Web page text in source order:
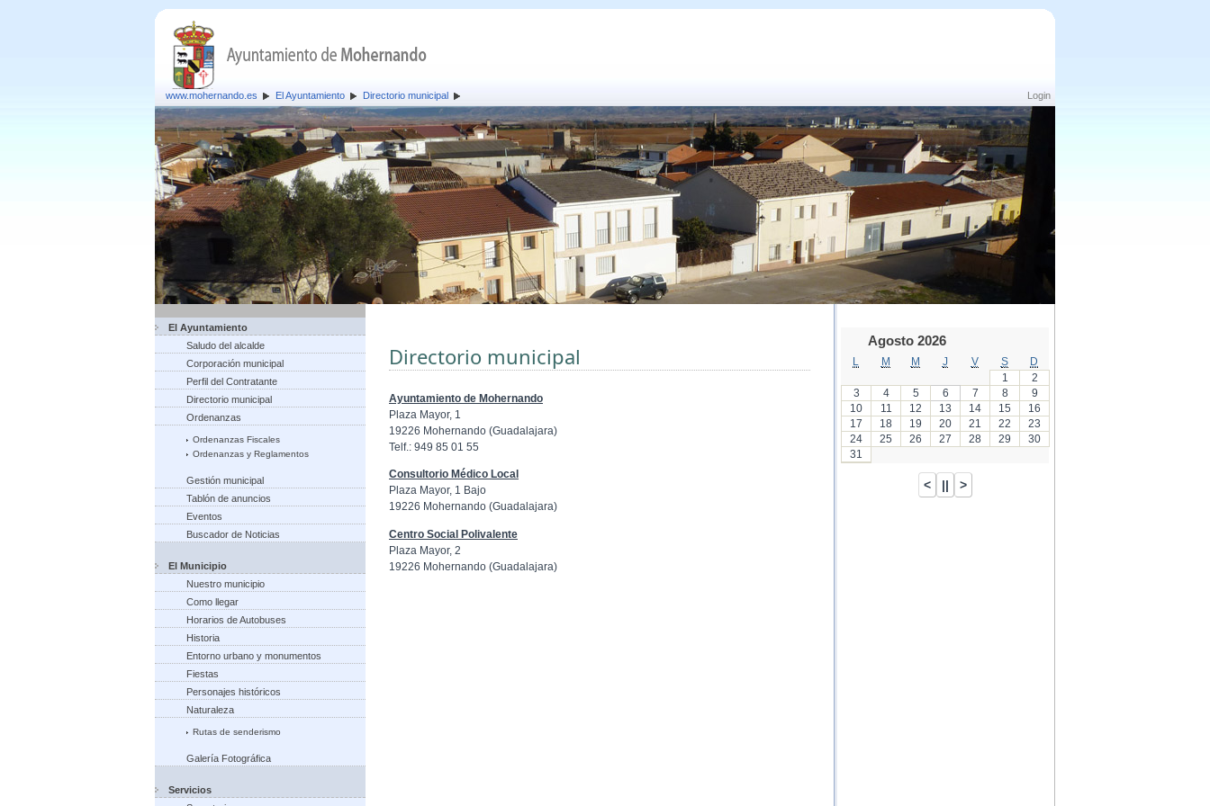
Login
www.mohernando.es El Ayuntamiento Directorio municipal
El Ayuntamiento
Saludo del alcalde
Corporación municipal
Perfil del Contratante
Directorio municipal
Ordenanzas
Ordenanzas Fiscales
Ordenanzas y Reglamentos
Gestión municipal
Tablón de anuncios
Eventos
Buscador de Noticias
El Municipio
Nuestro municipio
Como llegar
Horarios de Autobuses
Historia
Entorno urbano y monumentos
Fiestas
Personajes históricos
Naturaleza
Rutas de senderismo
Galería Fotográfica
Servicios
Directorio municipal
Ayuntamiento de Mohernando
Plaza Mayor, 1
19226 Mohernando (Guadalajara)
Telf.: 949 85 01 55
Consultorio Médico Local
Plaza Mayor, 1 Bajo
19226 Mohernando (Guadalajara)
Centro Social Polivalente
Plaza Mayor, 2
19226 Mohernando (Guadalajara)
Agosto 2026
M M J V S
D
1
2
3
4 5 6 7 8
9
10
11 12 13 14 15
16
17
18 19 20 21 22
23
24
25 26 27 28 29
30
31